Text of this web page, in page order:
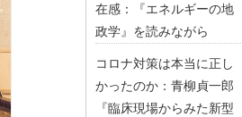
在感：『エネルギーの地
政学』を読みながら
コロナ対策は本当に正し
かったのか：青柳貞一郎
『臨床現場からみた新型